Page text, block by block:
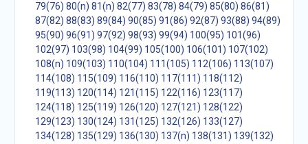
79(76) 80(n) 81(n) 82(77) 83(78) 84(79) 85(80) 86(81)
87(82) 88(83) 89(84) 90(85) 91(86) 92(87) 93(88) 94(89)
95(90) 96(91) 97(92) 98(93) 99(94) 100(95) 101(96)
102(97) 103(98) 104(99) 105(100) 106(101) 107(102)
108(n) 109(103) 110(104) 111(105) 112(106) 113(107)
114(108) 115(109) 116(110) 117(111) 118(112)
119(113) 120(114) 121(115) 122(116) 123(117)
124(118) 125(119) 126(120) 127(121) 128(122)
129(123) 130(124) 131(125) 132(126) 133(127)
134(128) 135(129) 136(130) 137(n) 138(131) 139(132)